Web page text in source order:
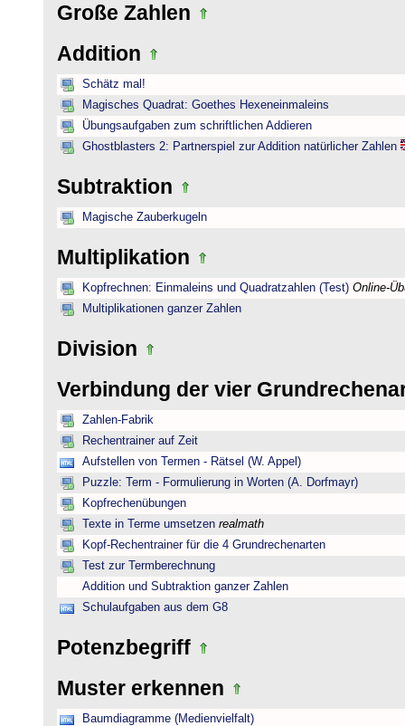
Große Zahlen
Addition
Schätz mal!
Magisches Quadrat: Goethes Hexeneinmaleins
Übungsaufgaben zum schriftlichen Addieren
Ghostblasters 2: Partnerspiel zur Addition natürlicher Zahlen
Subtraktion
Magische Zauberkugeln
Multiplikation
Kopfrechnen: Einmaleins und Quadratzahlen (Test) Online-
Multiplikationen ganzer Zahlen
Division
Verbindung der vier
Zahlen-Fabrik
Rechentrainer auf Zeit
Aufstellen von Termen - Rätsel (W. Appel)
Puzzle: Term - Formulierung in Worten (A. Dorfmayr)
Kopfrechenübungen
Texte in Terme umsetzen realmath
Kopf-Rechentrainer für die 4 Grundrechenarten
Test zur Termberechnung
Addition und Subtraktion ganzer Zahlen
Schulaufgaben aus dem G8
Potenzbegriff
Muster erkennen
Baumdiagramme (Medienvielfalt)